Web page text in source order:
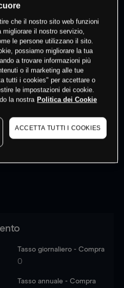
posizioni
trading
Accediper vedere gli ultimi
to see latest market data
Tasso giornaliero - Compra
0
Tasso annuale - Compra
che il nostro sito web funzioni
il nostro servizio,
le persone utilizzano il sito.
possiamo migliorare la tua
a trovare informazioni più
o il marketing alle tue
tutti i cookies" per accettare o
le impostazioni dei cookie.
la nostra Politica dei Cookie
ACCETTA TUTTI I COOKIES